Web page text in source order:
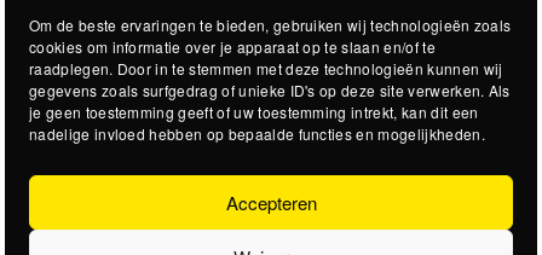
Om de beste ervaringen te bieden, gebruiken wij technologieën zoals
cookies om informatie over je apparaat op te slaan en/of te
raadplegen. Door in te stemmen met deze technologieën kunnen wij
gegevens zoals surfgedrag of unieke ID's op deze site verwerken. Als
je geen toestemming geeft of uw toestemming intrekt, kan dit een
nadelige invloed hebben op bepaalde functies en mogelijkheden.
Accepteren